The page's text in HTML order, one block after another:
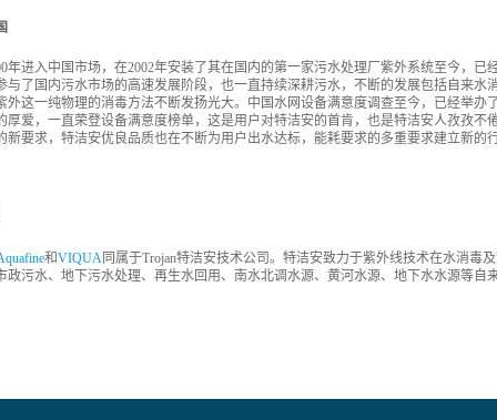
年进入中国市场，在2002年安装了其在国内的第一家污水处理厂紫外系统至今，已
与了国内污水市场的高速发展阶段，也一直持续深耕污水，不断的发展包括自来水
外这一纯物理的消毒方法不断发扬光大。中国水网设备满意度调查至今，已经举办
厚爱，一直荣登设备满意度榜单，这是用户对特洁安的首肯，也是特洁安人孜孜不
新要求，特洁安优良品质也在不断为用户出水达标，能耗要求的多重要求建立新的行
和VIQUA 同属于Trojan特洁安技术公司。特洁安致力于紫外线技术在水消毒
政污水、地下污水处理、再生水回用、南水北调水源、黄河水源、地下水水源等自